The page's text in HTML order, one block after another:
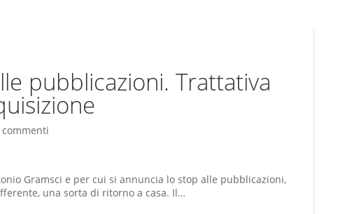
pubblicazioni. Trattativa
commenti
Gramsci e per cui si annuncia lo stop alle pubblicazioni,
una sorta di ritorno a casa. Il…